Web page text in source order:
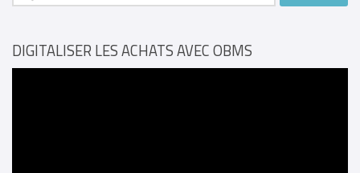
DIGITALISER LES ACHATS AVEC OBMS